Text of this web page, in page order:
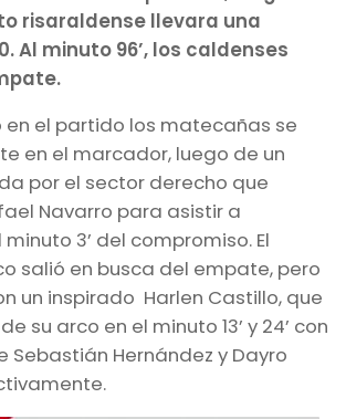
risaraldense llevara una
Al minuto 96’, los caldenses
en el partido los matecañas se
en el marcador, luego de un
por el sector derecho que
Navarro para asistir a
3’ del compromiso. El
salió en busca del empate, pero
un inspirado Harlen Castillo, que
su arco en el minuto 13’ y 24’ con
Sebastián Hernández y Dayro